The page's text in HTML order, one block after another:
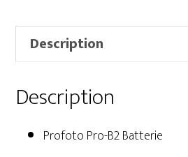
Description
Description
Profoto Pro-B2 Batterie